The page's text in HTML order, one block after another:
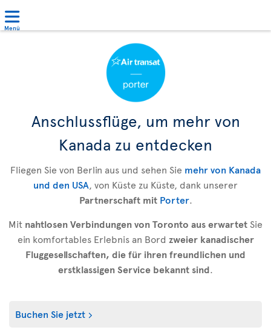
Menü
Anschlussflüge, um mehr von
Kanada zu entdecken
Fliegen Sie von Berlin aus und sehen Sie mehr von Kanada
und den USA, von Küste zu Küste, dank unserer
Partnerschaft mit Porter.
Mit nahtlosen Verbindungen von Toronto aus erwartetSie
ein komfortables Erlebnis an Bord zweier kanadischer
Fluggesellschaften, die für ihren freundlichen und
erstklassigen Service bekannt sind.
Buchen Sie jetzt